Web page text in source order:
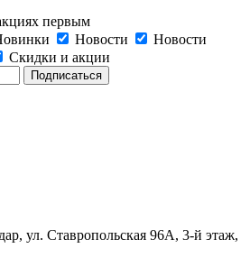
первым
Новости
Новости
Скидки и акции
ул. Ставропольская 96А, 3-й этаж,